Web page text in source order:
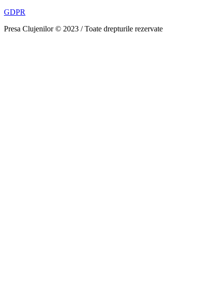
GDPR
Presa Clujenilor © 2023 / Toate drepturile rezervate